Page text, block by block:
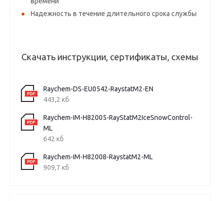
Надежность в течение длительного срока службы
Скачать инструкции, сертификаты, схемы
Raychem-DS-EU0542-RaystatM2-EN
443,2 кб
Raychem-IM-H82005-RayStatM2IceSnowControl-
ML
642 кб
Raychem-IM-H82008-RaystatM2-ML
909,7 кб